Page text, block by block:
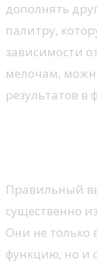
дополнять
палитру,
зависимости
мелочам,
результатов
Правильный
существенно
Они не только
функцию, но и